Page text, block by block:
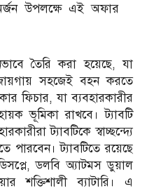
উপলক্ষে এই অফার
তৈরি করা হয়েছে, যা
সহজেই বহন করতে
ফিচার, যা ব্যবহারকারীর
ভূমিকা রাখবে। ট্যাবটি
ট্যাবটিকে স্বাচ্ছন্দ্যে
ট্যাবটিতে রয়েছে
ডলবি অ্যাটমস ডুয়াল
শক্তিশালী ব্যাটারি। এ